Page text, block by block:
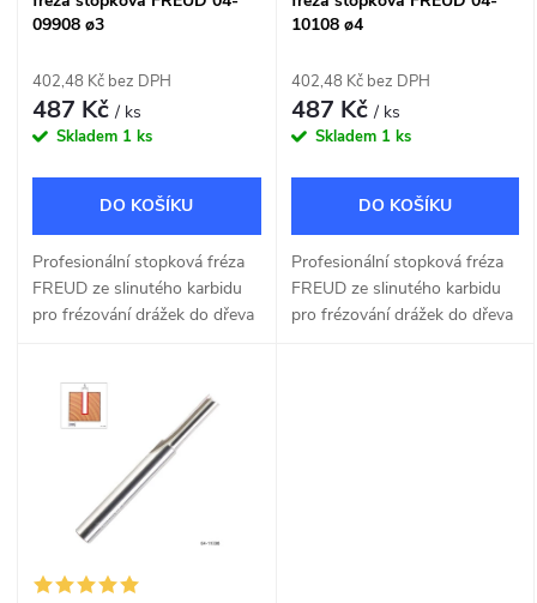
p
o
u
k
o
d
u
09908 ø3
402,48 Kč bez DPH
487 Kč/ ks
Skladem 1 ks
DO KOŠÍKU
Profesionální stopková fréza
FREUD ze slinutého karbidu
pro frézování drážek do dřeva
10108 ø4
402,48 Kč bez DPH
487 Kč/ ks
Skladem 1 ks
DO KOŠÍKU
Profesionální stopková fréza
FREUD ze slinutého karbidu
pro frézování drážek do dřeva